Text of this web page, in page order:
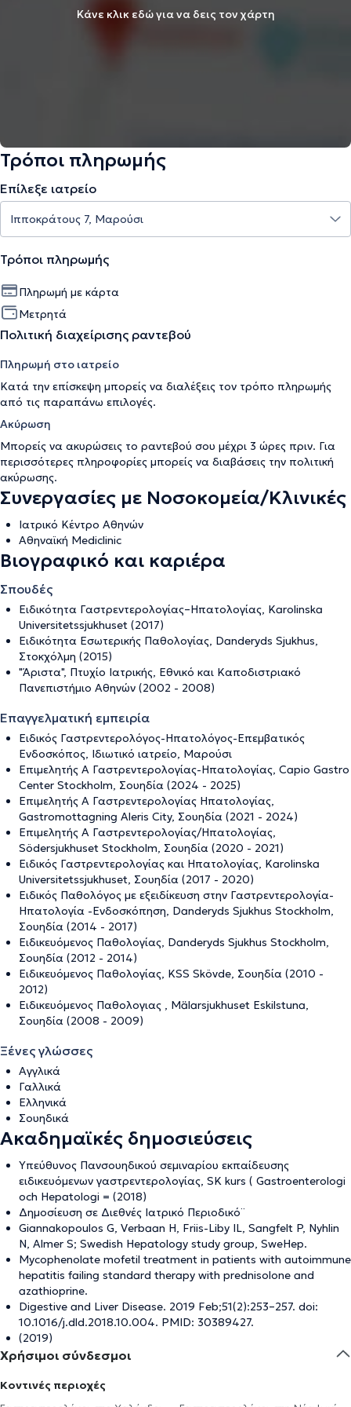
Κάνε κλικ εδώ για να δεις τον χάρτη
Τρόποι πληρωμής
Επίλεξε ιατρείο
Τρόποι πληρωμής
Πληρωμή με κάρτα
Μετρητά
Πολιτική διαχείρισης ραντεβού
Πληρωμή στο ιατρείο
Κατά την επίσκεψη μπορείς να διαλέξεις τον τρόπο πληρωμής
από τις παραπάνω επιλογές.
Ακύρωση
Μπορείς να ακυρώσεις το ραντεβού σου μέχρι 3 ώρες πριν. Για
περισσότερες πληροφορίες μπορείς να διαβάσεις την πολιτική
ακύρωσης.
Συνεργασίες με Νοσοκομεία/Κλινικές
Ιατρικό Κέντρο Αθηνών
Αθηναϊκή Mediclinic
Βιογραφικό και καριέρα
Σπουδές
Ειδικότητα Γαστρεντερολογίας–Ηπατολογίας, Karolinska
Universitetssjukhuset (2017)
Ειδικότητα Εσωτερικής Παθολογίας, Danderyds Sjukhus,
Στοκχόλμη (2015)
"Άριστα", Πτυχίο Ιατρικής, Εθνικό και Καποδιστριακό
Πανεπιστήμιο Αθηνών (2002 - 2008)
Επαγγελματική εμπειρία
Ειδικός Γαστρεντερολόγος-Hπατολόγος-Επεμβατικός
Ενδοσκόπος, Ιδιωτικό ιατρείο, Μαρούσι
Επιμελητής Α Γαστρεντερολογίας-Ηπατολογίας, Capio Gastro
Center Stockholm, Σουηδία (2024 - 2025)
Επιμελητής Α Γαστρεντερολογίας Ηπατολογίας,
Gastromottagning Aleris City, Σουηδία (2021 - 2024)
Επιμελητής Α Γαστρεντερολογίας/Ηπατολογίας,
Södersjukhuset Stockholm, Σουηδία (2020 - 2021)
Ειδικός Γαστρεντερολογίας και Ηπατολογίας, Karolinska
Universitetssjukhuset, Σουηδία (2017 - 2020)
Ειδικός Παθολόγος με εξειδίκευση στην Γαστρεντερολογία-
Ηπατολογία -Ενδοσκόπηση, Danderyds Sjukhus Stockholm,
Σουηδία (2014 - 2017)
Ειδικευόμενος Παθολογίας, Danderyds Sjukhus Stockholm,
Σουηδία (2012 - 2014)
Ειδικευόμενος Παθολογίας, KSS Skövde, Σουηδία (2010 -
2012)
Ειδικευόμενος Παθολογιας , Mälarsjukhuset Eskilstuna,
Σουηδία (2008 - 2009)
Ξένες γλώσσες
Αγγλικά
Γαλλικά
Ελληνικά
Σουηδικά
Ακαδημαϊκές δημοσιεύσεις
Υπεύθυνος Πανσουηδικού σεμιναρίου εκπαίδευσης
ειδικευόμενων γαστρεντερολογίας, SK kurs ( Gastroenterologi
och Hepatologi = (2018)
Δημοσίευση σε Διεθνές Ιατρικό Περιοδικό¨
Giannakopoulos G, Verbaan H, Friis-Liby IL, Sangfelt P, Nyhlin
N, Almer S; Swedish Hepatology study group, SweHep.
Mycophenolate mofetil treatment in patients with autoimmune
hepatitis failing standard therapy with prednisolone and
azathioprine.
Digestive and Liver Disease. 2019 Feb;51(2):253–257. doi:
10.1016/j.dld.2018.10.004. PMID: 30389427.
(2019)
Χρήσιμοι σύνδεσμοι
Κοντινές περιοχές